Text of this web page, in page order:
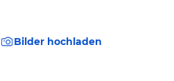
Bilder hochladen